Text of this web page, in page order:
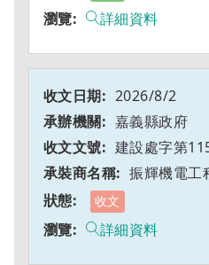
詳細資料
2026/8/2
嘉義縣政府
建設處字第
振輝機電工
收文
詳細資料